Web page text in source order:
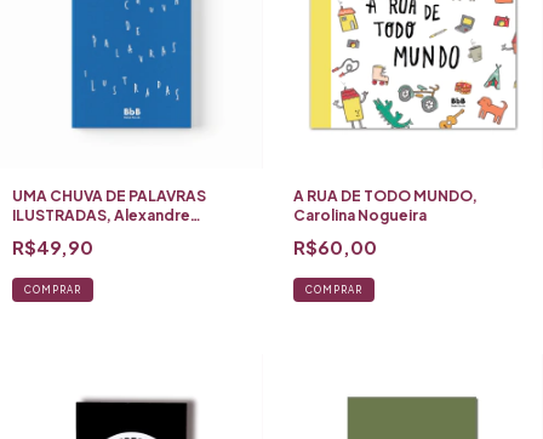
UMA CHUVA DE PALAVRAS
ILUSTRADAS, Alexandre
Oyamada
R$49,90
A RUA DE TODO MUNDO,
Carolina Nogueira
R$60,00